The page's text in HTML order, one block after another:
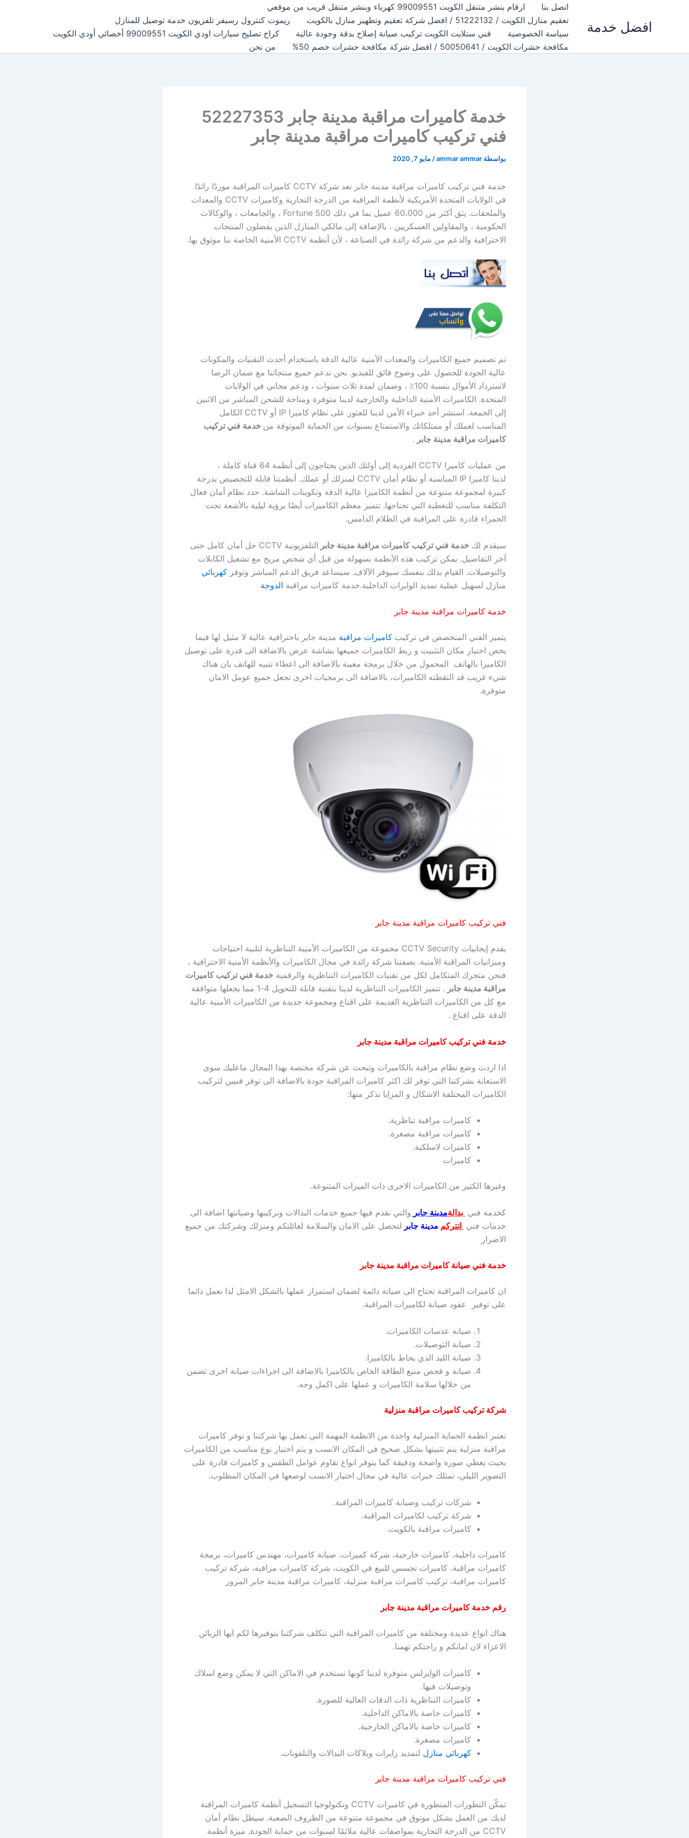
افضل خدمة
اتصل بنا
ارقام بنشر متنقل الكويت 99009551 كهرباء وبنشر متنقل قريب من موقعي
تعقيم منازل الكويت / 51222132 / افضل شركة تعقيم وتطهير منازل بالكويت
ريموت كنترول رسيفر تلفزيون خدمة توصيل للمنازل
سياسة الخصوصية
فني ستلايت الكويت تركيب صيانة إصلاح بدقة وجودة عالية
كراج تصليح سيارات اودي الكويت 99009551 أخصائي أودي الكويت
مكافحة حشرات الكويت / 50050641 / افضل شركة مكافحة حشرات خصم 50%
من نحن
خدمة كاميرات مراقبة مدينة جابر 52227353
فني تركيب كاميرات مراقبة مدينة جابر
بواسطة ammar ammar
/ مايو 7, 2020
خدمة فني تركيب كاميرات مراقبة مدينة جابر تعد شركة CCTV كاميرات المراقبة موردًا رائدًا
في الولايات المتحدة الأمريكية لأنظمة المراقبة من الدرجة التجارية وكاميرات CCTV والمعدات
والملحقات. يثق أكثر من 60،000 عميل بما في ذلك Fortune 500 ، والجامعات ، والوكالات
الحكومية ، والمقاولين العسكريين ، بالإضافة إلى مالكي المنازل الذين يفضلون المنتجات
الاحترافية والدعم من شركة رائدة في الصناعة ، لأن أنظمة CCTV الأمنية الخاصة بنا موثوق بها.
تم تصميم جميع الكاميرات والمعدات الأمنية عالية الدقة باستخدام أحدث التقنيات والمكونات
عالية الجودة للحصول على وضوح فائق للفيديو. نحن ندعم جميع منتجاتنا مع ضمان الرضا
لاسترداد الأموال بنسبة 100٪ ، وضمان لمدة ثلاث سنوات ، ودعم مجاني في الولايات
المتحدة. الكاميرات الأمنية الداخلية والخارجية لدينا متوفرة ومتاحة للشحن المباشر من الاثنين
إلى الجمعة. استشر أحد خبراء الأمن لدينا للعثور على نظام كاميرا IP أو CCTV الكامل
المناسب لعملك أو ممتلكاتك والاستمتاع بسنوات من الحماية الموثوقة من خدمة فني تركيب
كاميرات مراقبة مدينة جابر .
من عمليات كاميرا CCTV الفردية إلى أولئك الذين يحتاجون إلى أنظمة 64 قناة كاملة ،
لدينا كاميرا IP المناسبة أو نظام أمان CCTV لمنزلك أو عملك. أنظمتنا قابلة للتخصيص بدرجة
كبيرة لمجموعة متنوعة من أنظمة الكاميرا عالية الدقة وتكوينات الشاشة. حدد نظام أمان فعال
التكلفة مناسب للتغطية التي تحتاجها. تتميز معظم الكاميرات أيضًا برؤية ليلية بالأشعة تحت
الحمراء قادرة على المراقبة في الظلام الدامس.
سيقدم لك خدمة فني تركيب كاميرات مراقبة مدينة جابر
التلفزيونية CCTV حل أمان كامل حتى
آخر التفاصيل. يمكن تركيب هذه الأنظمة بسهولة من قبل أي شخص مريح مع تشغيل الكابلات
والتوصيلات. القيام بذلك بنفسك سيوفر الآلاف. سيساعد فريق الدعم المباشر ونوفر كهربائي
منازل لسهيل عملية تمديد الوايرات الداخلية.خدمة كاميرات مراقبة الدوحة
خدمة كاميرات مراقبة مدينة جابر
يتميز الفني المتخصص في تركيب كاميرات مراقبة مدينة جابر باحترافية عالية لا مثيل لها فيما
يخص اختيار مكان التثبيت و ربط الكاميرات جميعها بشاشة عرض بالاضافة الى قدرة على توصيل
الكاميرا بالهاتف المحمول من خلال برمجة معينة بالاصافة الى اعطاء تنبيه للهاتف بان هناك
شيء غريب قد التقطته الكاميرات، بالاضافة الى برمجيات اخرى تجعل جميع عومل الامان
متوفرة.
فني تركيب كاميرات مراقبة مدينة جابر
يقدم إيجابيات CCTV Security مجموعة من الكاميرات الأمنية التناظرية لتلبية احتياجات
وميزانيات المراقبة الأمنية. بصفتنا شركة رائدة في مجال الكاميرات والأنظمة الأمنية الاحترافية ،
فنحن متجرك المتكامل لكل من تقنيات الكاميرات التناظرية والرقمية خدمة فني تركيب كاميرات
مراقبة مدينة جابر
. تتميز الكاميرات التناظرية لدينا بتقنية قابلة للتحويل 4-1 مما يجعلها متوافقة
مع كل من الكاميرات التناظرية القديمة على اقناع ومجموعة جديدة من الكاميرات الأمنية عالية
الدقة على اقناع .
خدمة فني تركيب كاميرات مراقبة مدينة جابر
اذا اردت وضع نظام مراقبة بالكاميرات وتبحث عن شركة مختصة بهذا المجال ماعليك سوى
الاستعانة بشركتنا التي توفر لك اكثر كاميرات المراقبة جودة بالاضافة الى توفر فنيين لتركيب
الكاميرات المختلفة الاشكال و المزايا نذكر منها:
كاميرات مراقبة تناظرية.
كاميرات مراقبة مصغرة.
كاميرات لاسلكية.
كاميرات
وغيرها الكثير من الكاميرات الاخرى ذات الميزات المتنوعة.
كخدمة فني بدالةمدينة جابر والتي نقدم فيها جميع خدمات البدالات وتركيبها وصيانتها اضافة الى
خدمات فني انتركم مدينة جابر لتحصل على الامان والسلامة لعائلتكم ومنزلك وشركتك من جميع
الاضرار
خدمة فني صيانة كاميرات مراقبة مدينة جابر
ان كاميرات المراقبة تحتاج الى صيانة دائمة لضمان استمرار عملها بالشكل الامثل لذا نعمل دائما
على توفير عقود صيانة لكاميرات المراقبة.
صيانة عدسات الكاميرات.
صيانة التوصيلات.
صيانة الليد الذي يحاط بالكاميرا.
صيانة و فحص منبع الطاقة الخاص بالكاميرا بالاضافة الى اجراءات صيانة اخرى تضمن
من خلالها سلامة الكاميرات و عملها على اكمل وجه.
شركة تركيب كاميرات مراقبة منزلية
تعتبر انظمة الحماية المنزلية واحدة من الانظمة المهمة التي تعمل بها شركتنا و توفر كاميرات
مراقبة منزلية يتم تثبيتها بشكل صحيح في المكان الانسب و يتم اختيار نوع مناسب من الكاميرات
بحيث يعطي صورة واضحة ودقيقة كما يتوفر انواع تقاوم عوامل الطقس و كاميرات قادرة على
التصوير الليلي، نمتلك خبرات عالية في مجال اختيار الانسب لوضعها في المكان المطلوب.
شركات تركيب وصيانة كاميرات المراقبة.
شركة تركيب لكاميرات المراقبة.
كاميرات مراقبة بالكويت.
كاميرات داخلية، كاميرات خارجية، شركة كميرات، صيانة كاميرات، مهندس كاميرات، برمجة
كاميرات مراقبة، كاميرات تجسس للبيع في الكويت، شركة كاميرات مراقبة، شركة تركيب
كاميرات مراقبة، تركيب كاميرات مراقبة منزلية، كاميرات مراقبة مدينة جابر المرور
رقم خدمة كاميرات مراقبة مدينة جابر
هناك انواع عديدة ومختلفة من كاميرات المراقبة التي تتكلف شركتنا بتوفيرها لكم ايها الزبائن
الاعزاء لان امانكم و راحتكم تهمنا.
كاميرات الوايرلس متوفرة لدينا كونها تستخدم في الاماكن التي لا يمكن وضع اسلاك
وتوصيلات فيها.
كاميرات التناظرية ذات الدقات العالية للصورة.
كاميرات خاصة بالاماكن الداخلية.
كاميرات خاصة بالاماكن الخارجية.
كاميرات مصغرة.
كهربائي منازل لتمديد زايرات وبلاكات البدالات والتلفونات.
فني تركيب كاميرات مراقبة مدينة جابر
تمكّن التطورات المتطورة في كاميرات CCTV وتكنولوجيا التسجيل أنظمة كاميرات المراقبة
لديك من العمل بشكل موثوق في مجموعة متنوعة من الظروف الصعبة. سيظل نظام أمان
CCTV من الدرجة التجارية بمواصفات عالية ملائمًا لسنوات من حماية الجودة. ميزة أنظمة